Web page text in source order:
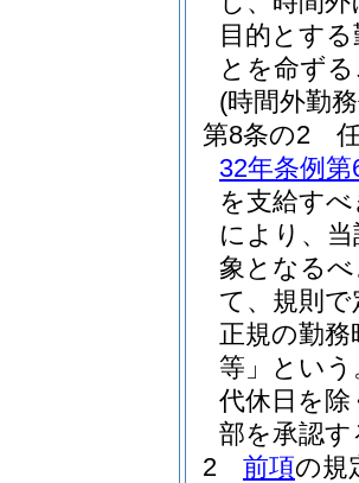
目的とす
とを命ず
(時間外勤
第8条の2
32年条例第
を支給す
により、
象となる
て、規則
正規の勤
等」という
代休日を除
部を承認
2
前項の規